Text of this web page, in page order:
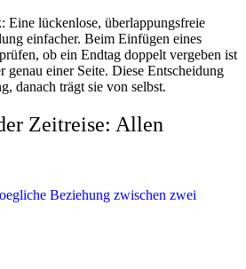
Eine lückenlose, überlappungsfreie
einfacher. Beim Einfügen eines
ob ein Endtag doppelt vergeben ist
genau einer Seite. Diese Entscheidung
danach trägt sie von selbst.
Zeitreise: Allen